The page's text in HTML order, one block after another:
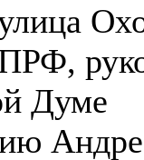
Думе